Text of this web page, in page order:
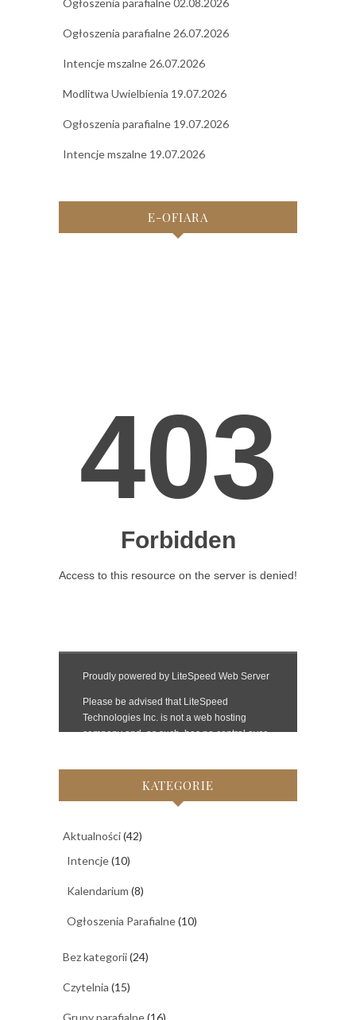
Ogłoszenia parafialne 26.07.2026
Intencje mszalne 26.07.2026
Modlitwa Uwielbienia 19.07.2026
Ogłoszenia parafialne 19.07.2026
Intencje mszalne 19.07.2026
E-OFIARA
KATEGORIE
Aktualności(42)
Intencje(10)
Kalendarium (8)
Ogłoszenia Parafialne(10)
Bez kategorii(24)
Czytelnia (15)
Grupy parafialne(16)